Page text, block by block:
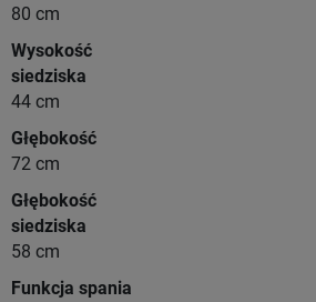
80 cm
Wysokość
siedziska
44 cm
Głębokość
72 cm
Głębokość
siedziska
58 cm
Funkcja spania